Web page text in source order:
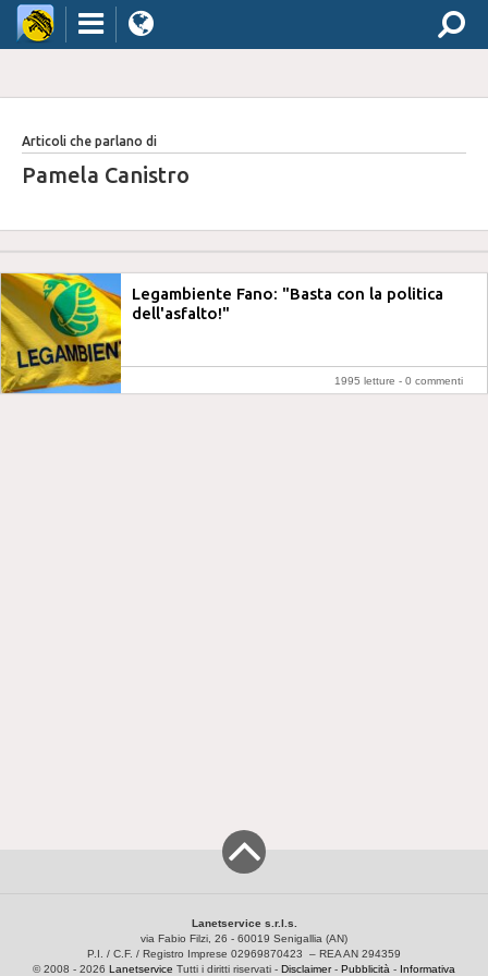
Articoli che parlano di
Pamela Canistro
Legambiente Fano: "Basta con la politica
dell'asfalto!"
1995 letture - 0 commenti
Lanetservice s.r.l.s.
via Fabio Filzi, 26 - 60019 Senigallia (AN)
P.I. / C.F. / Registro Imprese 02969870423 – REA AN 294359
© 2008 - 2026 Lanetservice Tutti i diritti riservati - Disclaimer- Pubblicità - Informativa